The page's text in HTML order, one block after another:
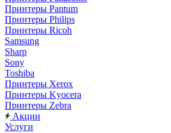
Принтеры Pantum
Принтеры Philips
Принтеры Ricoh
Samsung
Sharp
Sony
Toshiba
Принтеры Xerox
Принтеры Kyocera
Принтеры Zebra
Акции
Услуги